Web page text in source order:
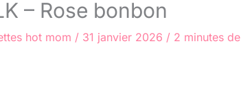
– Rose bonbon
hot mom / 31 janvier 2026 / 2 minutes de